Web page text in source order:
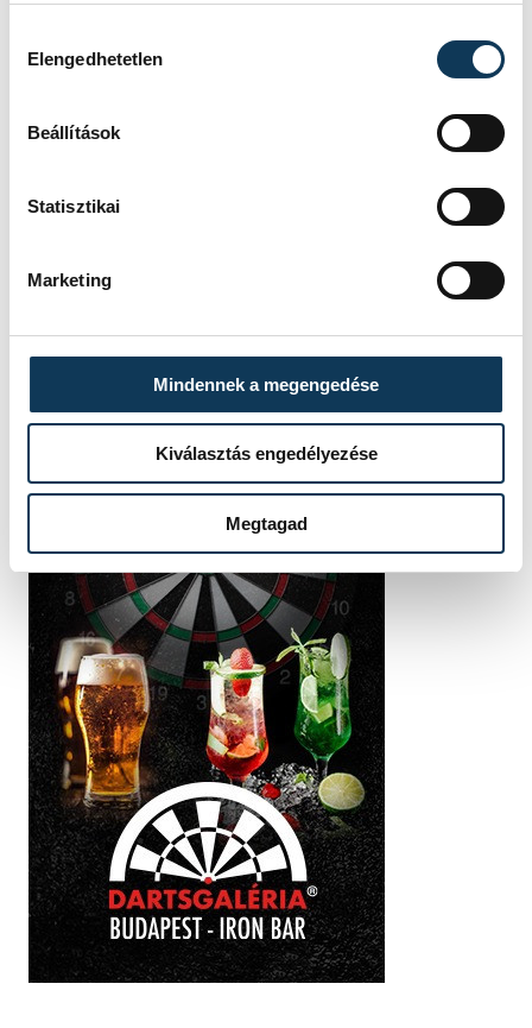
Elengedhetetlen
Beállítások
Statisztikai
Marketing
Mindennek a megengedése
Kiválasztás engedélyezése
Megtagad